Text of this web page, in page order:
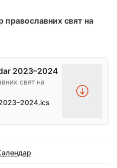
православних свят на
2023–2024
свят на